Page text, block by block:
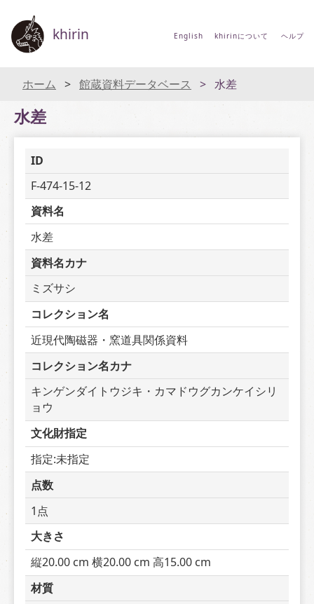
khirin English khirinについて ヘルプ
ホーム 館蔵資料データベース 水差
水差
ID
F-474-15-12
資料名
水差
資料名カナ
ミズサシ
コレクション名
近現代陶磁器・窯道具関係資料
コレクション名カナ
キンゲンダイトウジキ・カマドウグカンケイシリ
ョウ
文化財指定
指定:未指定
点数
1点
大きさ
縦20.00 cm 横20.00 cm 高15.00 cm
材質